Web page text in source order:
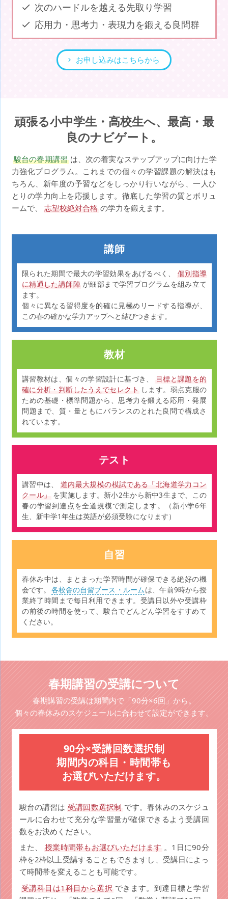
次のハードルを越える先取り学習
応用力・思考力・表現力を鍛える良問群
お申し込みはこちらから
頑張る小中学生・高校生へ、最高・最
良のナビゲート。
駿台の春期講習 は、次の着実なステップアップに向けた学
力強化プログラム。これまでの個々の学習課題の解決はも
ちろん、新年度の予習などをしっかり行いながら、一人ひ
とりの学力向上を応援します。徹底した学習の質とボリュ
ームで、
志望校絶対合格 の学力を鍛えます。
講師
限られた期間で最大の学習効果をあげるべく、
個別指導
に精通した講師陣 が細部まで学習プログラムを組み立て
ます。
個々に異なる習得度を的確に見極めリードする指導が、
この春の確かな学力アップへと結びつきます。
教材
講習教材は、個々の学習設計に基づき、
目標と課題を的
確に分析・判断したうえでセレクト します。弱点克服の
ための基礎・標準問題から、思考力を鍛える応用・発展
問題まで、質・量ともにバランスのとれた良問で構成さ
れています。
テスト
講習中は、
道内最大規模の模試である「北海道学力コン
クール」
を実施します。新小2生から新中3生まで、この
春の学習到達点を全道規模で測定します。（新小学6年
生、新中学1年生は英語が必須受験になります）
自習
春休み中は、まとまった学習時間が確保できる絶好の機
会です。
各校舎の自習ブース・ルームは、午前9時から授
業終了時間まで毎日利用できます。受講日以外や受講枠
の前後の時間を使って、駿台でどんどん学習をすすめて
ください。
春期講習の受講について
春期講習の受講は期間内で「90分×6回」から。
個々の春休みのスケジュールに合わせて設定ができます。
90分×受講回数選択制
期間内の科目・時間帯も
お選びいただけます。
駿台の講習は 受講回数選択制 です。春休みのスケジュ
ールに合わせて充分な学習量が確保できるよう受講回
数をお決めください。
また、
授業時間帯もお選びいただけます 。1日に90分
枠を2枠以上受講することもできますし、受講日によっ
て時間帯を変えることも可能です。
受講科目は1科目から選択 できます。到達目標と学習